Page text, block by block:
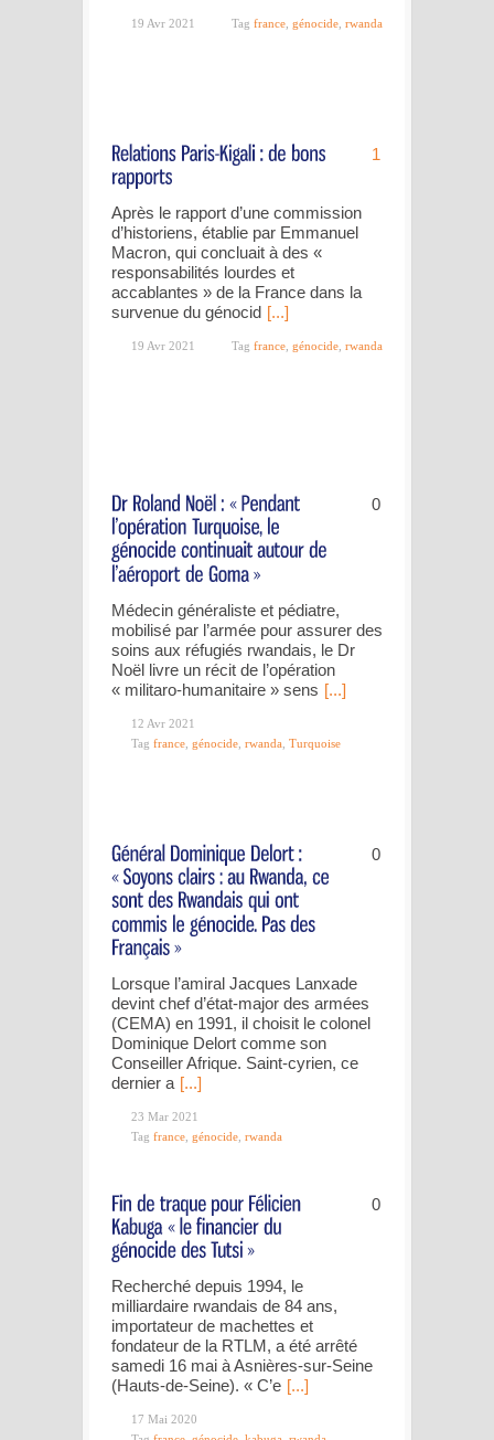
19 Avr 2021 Tag france génocide rwanda
1
Après le rapport d’une commission
d’historiens, établie par Emmanuel
Macron, qui concluait à des «
responsabilités lourdes et
accablantes » de la France dans la
survenue du génocid [...]
19 Avr 2021 Tag france génocide rwanda
0
Médecin généraliste et pédiatre,
mobilisé par l’armée pour assurer des
soins aux réfugiés rwandais, le Dr
Noël livre un récit de l’opération
« militaro-humanitaire » sens [...]
12 Avr 2021
Tag france génocide rwanda Turquoise
0
Lorsque l’amiral Jacques Lanxade
devint chef d’état-major des armées
(CEMA) en 1991, il choisit le colonel
Dominique Delort comme son
Conseiller Afrique. Saint-cyrien, ce
dernier a [...]
23 Mar 2021
Tag france génocide rwanda
0
Recherché depuis 1994, le
milliardaire rwandais de 84 ans,
importateur de machettes et
fondateur de la RTLM, a été arrêté
samedi 16 mai à Asnières-sur-Seine
(Hauts-de-Seine). « C’e [...]
17 Mai 2020